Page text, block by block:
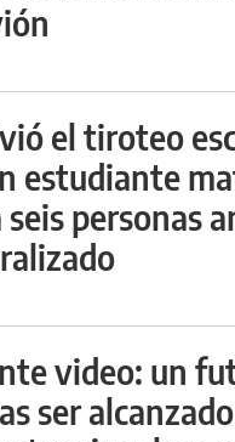
el tiroteo
estudiante
seis personas
video: un
ser